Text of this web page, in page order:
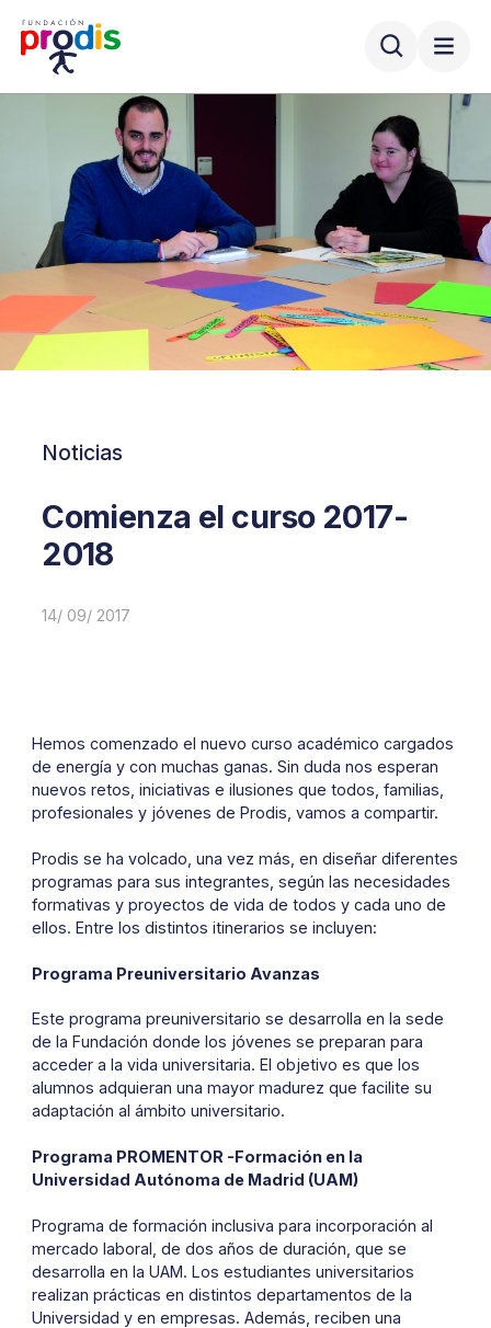
Noticias
Comienza el curso 2017-
2018
14/ 09/ 2017
Hemos comenzado el nuevo curso académico cargados
de energía y con muchas ganas. Sin duda nos esperan
nuevos retos, iniciativas e ilusiones que todos, familias,
profesionales y jóvenes de Prodis, vamos a compartir.
Prodis se ha volcado, una vez más, en diseñar diferentes
programas para sus integrantes, según las necesidades
formativas y proyectos de vida de todos y cada uno de
ellos. Entre los distintos itinerarios se incluyen:
Programa Preuniversitario Avanzas
Este programa preuniversitario se desarrolla en la sede
de la Fundación donde los jóvenes se preparan para
acceder a la vida universitaria. El objetivo es que los
alumnos adquieran una mayor madurez que facilite su
adaptación al ámbito universitario.
Programa PROMENTOR -Formación en la
Universidad Autónoma de Madrid (UAM)
Programa de formación inclusiva para incorporación al
mercado laboral, de dos años de duración, que se
desarrolla en la UAM. Los estudiantes universitarios
realizan prácticas en distintos departamentos de la
Universidad y en empresas. Además, reciben una